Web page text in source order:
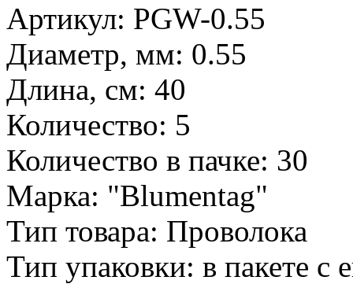
Артикул: PGW-0.55
Диаметр, мм: 0.55
Длина, см: 40
Количество: 5
Количество в пачке: 30
Марка: "Blumentag"
Тип товара: Проволока
Тип упаковки: в пакете с